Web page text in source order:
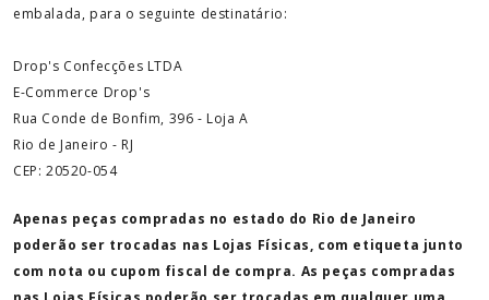
embalada, para o seguinte destinatário:
Drop's Confecções LTDA
E-Commerce Drop's
Rua Conde de Bonfim, 396 - Loja A
Rio de Janeiro - RJ
CEP: 20520-054
Apenas peças compradas no estado do Rio de Janeiro
poderão ser trocadas nas Lojas Físicas, com etiqueta junto
com nota ou cupom fiscal de compra. As peças compradas